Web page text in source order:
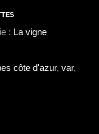
: La vigne
côte d'azur, var,